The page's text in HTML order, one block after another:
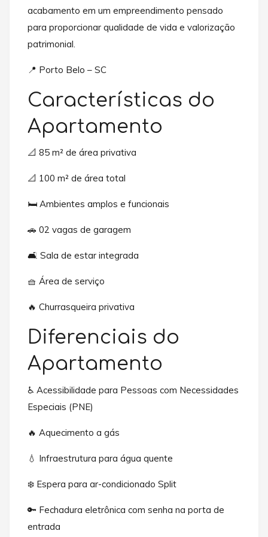
acabamento em um empreendimento pensado
para proporcionar qualidade de vida e valorização
patrimonial.
📍 Porto Belo – SC
Características do
Apartamento
📐 85 m² de área privativa
📐 100 m² de área total
🛏️ Ambientes amplos e funcionais
🚗 02 vagas de garagem
🛋️ Sala de estar integrada
🧺 Área de serviço
🔥 Churrasqueira privativa
Diferenciais do
Apartamento
♿ Acessibilidade para Pessoas com Necessidades
Especiais (PNE)
🔥 Aquecimento a gás
💧 Infraestrutura para água quente
❄️ Espera para ar-condicionado Split
🔑 Fechadura eletrônica com senha na porta de
entrada